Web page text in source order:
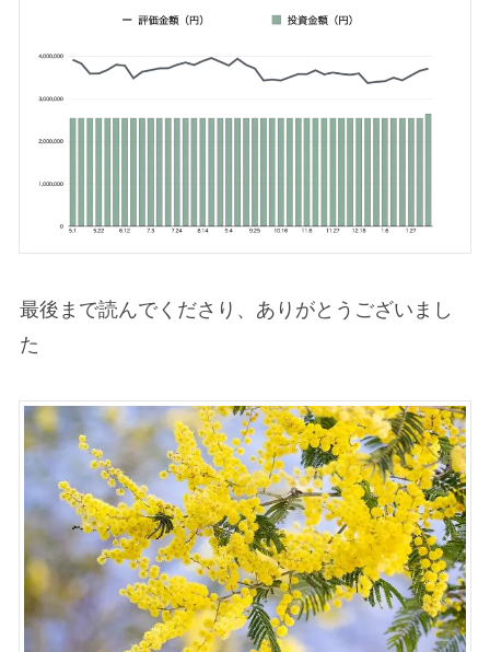
最後まで読んでくださり、ありがとうございまし
た